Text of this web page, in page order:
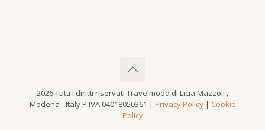
2026 Tutti i diritti riservati Travelmood di Licia Mazzoli ,
Modena - Italy P.IVA 04018050361 | Privacy Policy| Cookie
Policy